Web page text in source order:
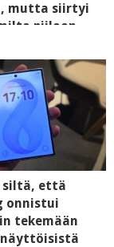
mutta siirtyi
piiloon
siltä, että
onnistui
tekemään